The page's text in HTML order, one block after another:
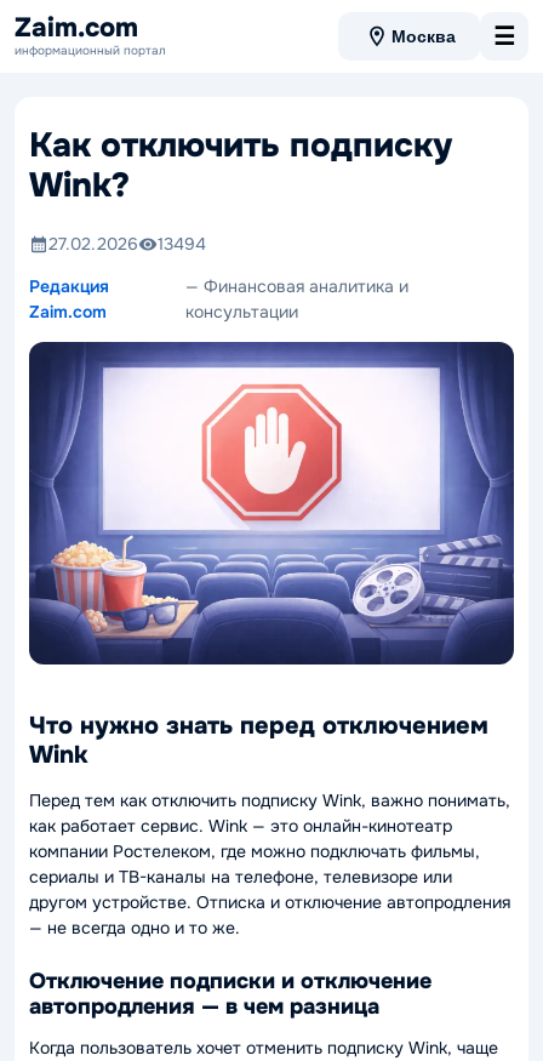
Zaim.com
информационный портал
Москва ☰
Как отключить подписку
Wink?
27.02.2026
13494
Редакция
Zaim.com
— Финансовая аналитика и
консультации
Что нужно знать перед отключением
Wink
Перед тем как отключить подписку Wink, важно понимать,
как работает сервис. Wink — это онлайн-кинотеатр
компании Ростелеком, где можно подключать фильмы,
сериалы и ТВ-каналы на телефоне, телевизоре или
другом устройстве. Отписка и отключение автопродления
— не всегда одно и то же.
Отключение подписки и отключение
автопродления — в чем разница
Когда пользователь хочет отменить подписку Wink, чаще